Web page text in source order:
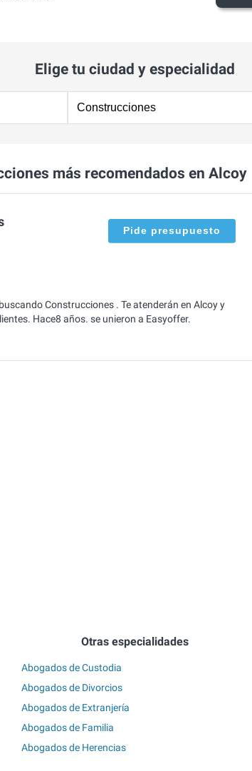
Elige tu ciudad y especialidad
más recomendados en Alcoy
Pide presupuesto
Construcciones . Te atenderán en Alcoy y
Hace8 años. se unieron a Easyoffer.
Otras especialidades
Abogados de Custodia
Abogados de Divorcios
Abogados de Extranjería
Abogados de Familia
Abogados de Herencias